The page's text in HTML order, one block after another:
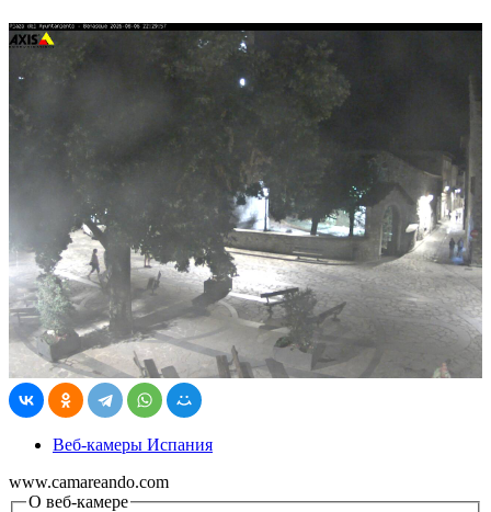
Веб-камеры Испания
www.camareando.com
О веб-камере